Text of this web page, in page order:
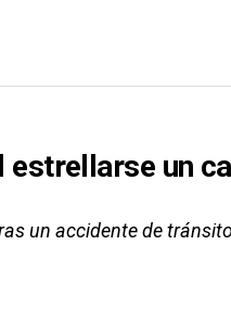
estrellarse un
un accidente de